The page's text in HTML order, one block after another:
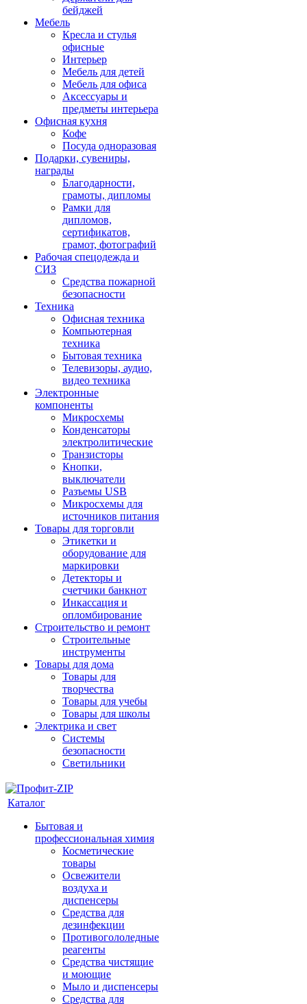
бейджей
Мебель
Кресла и стулья
офисные
Интерьер
Мебель для детей
Мебель для офиса
Аксессуары и
предметы интерьера
Офисная кухня
Кофе
Посуда одноразовая
Подарки, сувениры,
награды
Благодарности,
грамоты, дипломы
Рамки для
дипломов,
сертификатов,
грамот, фотографий
Рабочая спецодежда и
СИЗ
Средства пожарной
безопасности
Техника
Офисная техника
Компьютерная
техника
Бытовая техника
Телевизоры, аудио,
видео техника
Электронные
компоненты
Микросхемы
Конденсаторы
электролитические
Транзисторы
Кнопки,
выключатели
Разъемы USB
Микросхемы для
источников питания
Товары для торговли
Этикетки и
оборудование для
маркировки
Детекторы и
счетчики банкнот
Инкассация и
опломбирование
Строительство и ремонт
Строительные
инструменты
Товары для дома
Товары для
творчества
Товары для учебы
Товары для школы
Электрика и свет
Системы
безопасности
Светильники
Каталог
Бытовая и
профессиональная химия
Косметические
товары
Освежители
воздуха и
диспенсеры
Средства для
дезинфекции
Противогололедные
реагенты
Средства чистящие
и моющие
Мыло и диспенсеры
Средства для